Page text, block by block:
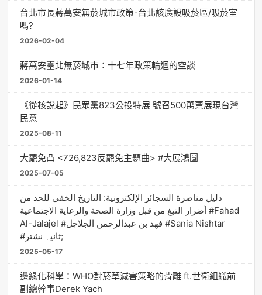
台北市長蔣萬安無菸城市政策-台北該廣設吸菸區/吸菸室
嗎?
2026-02-04
蔣萬安臺北無菸城市：十七年政策輪迴的空談
2026-01-14
《從核說起》民眾黨823公投特展 號召500萬票展現台灣
民意
2025-08-11
大罷免凸 <726,823反罷免主題曲> #大展鴻圖
2025-07-05
دليل مناصرة السجائر الإلكترونية: التاريخ الخفي للحد من
أضرار التبغ من قبل وزارة الصحة والرعاية الاجتماعية #Fahad
Al-Jalajel #فهد بن عبدالرحمن الجلاجل #Sania Nishtar
#ثانیہ نشتر;
2025-05-17
邊緣化科學：WHO對菸草減害策略的背離 ft.世衛組織前
副總幹事Derek Yach